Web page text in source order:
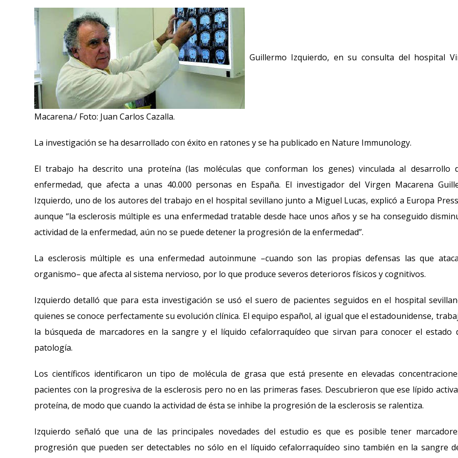
Guillermo Izquierdo, en su consulta del hospital
Macarena./ Foto: Juan Carlos Cazalla.
La investigación se ha desarrollado con éxito en ratones y se ha publicado en Nature Immunology.
El trabajo ha descrito una proteína (las moléculas que conforman los genes) vinculada al desarrollo
enfermedad, que afecta a unas 40.000 personas en España. El investigador del Virgen Macarena
Izquierdo, uno de los autores del trabajo en el hospital sevillano junto a Miguel Lucas, explicó a Europa
aunque “la esclerosis múltiple es una enfermedad tratable desde hace unos años y se ha conseguido
actividad de la enfermedad, aún no se puede detener la progresión de la enfermedad”.
La esclerosis múltiple es una enfermedad autoinmune –cuando son las propias defensas las que
organismo– que afecta al sistema nervioso, por lo que produce severos deterioros físicos y cognitivos.
Izquierdo detalló que para esta investigación se usó el suero de pacientes seguidos en el hospital
quienes se conoce perfectamente su evolución clínica. El equipo español, al igual que el estadounidense,
la búsqueda de marcadores en la sangre y el líquido cefalorraquídeo que sirvan para conocer el estado
patología.
Los científicos identificaron un tipo de molécula de grasa que está presente en elevadas
pacientes con la progresiva de la esclerosis pero no en las primeras fases. Descubrieron que ese lípido
proteína, de modo que cuando la actividad de ésta se inhibe la progresión de la esclerosis se ralentiza.
Izquierdo señaló que una de las principales novedades del estudio es que es posible tener
progresión que pueden ser detectables no sólo en el líquido cefalorraquídeo sino también en la sangre